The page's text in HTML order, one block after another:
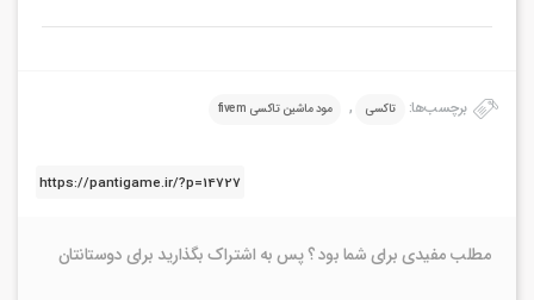
برچسب‌ها: تاکسی , مود ماشین تاکسی fivem
مطلب مفیدی برای شما بود ؟ پس به اشتراک بگذارید برای دوستانتان